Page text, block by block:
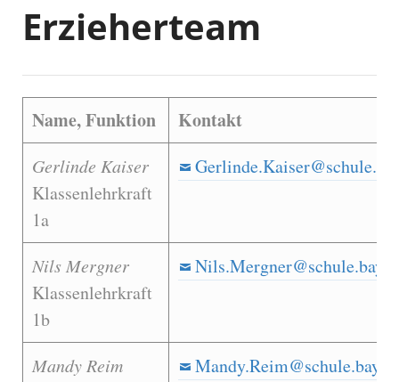
Erzieherteam
Name, Funktion Kontakt
Gerlinde Kaiser
Klassenlehrkraft
1a
Nils Mergner
Klassenlehrkraft
1b
Mandy Reim